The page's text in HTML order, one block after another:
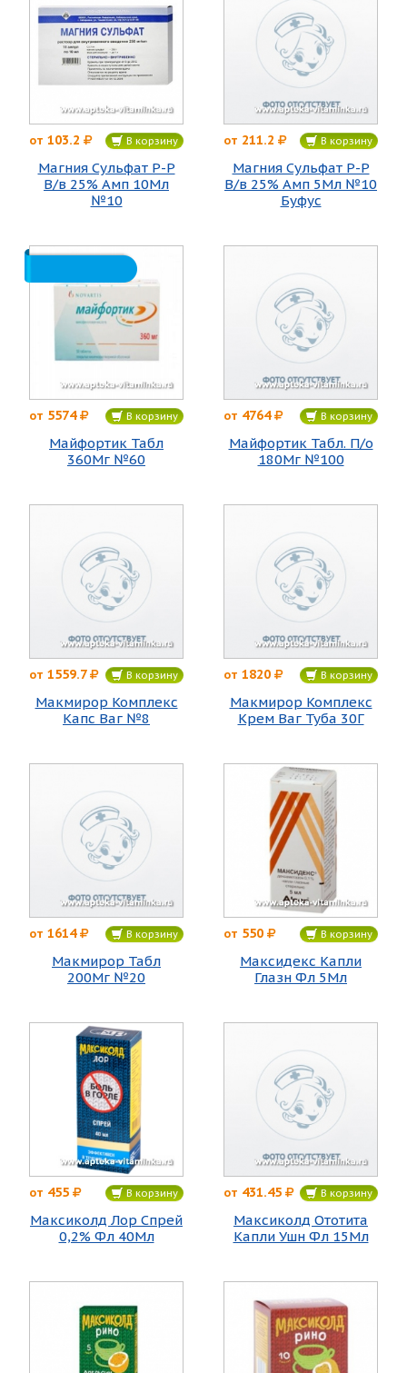
от 103.2 В корзину
Магния Сульфат Р-Р
В/в 25% Амп 10Мл
№10
от 211.2 В корзину
Магния Сульфат Р-Р
В/в 25% Амп 5Мл №10
Буфус
от 5574 В корзину
Майфортик Табл
360Мг №60
от 4764 В корзину
Майфортик Табл. П/о
180Мг №100
от 1559.7 В корзину
Макмирор Комплекс
Капс Ваг №8
от 1820 В корзину
Макмирор Комплекс
Крем Ваг Туба 30Г
от 1614 В корзину
Макмирор Табл
200Мг №20
от 550 В корзину
Максидекс Капли
Глазн Фл 5Мл
от 455 В корзину
Максиколд Лор Спрей
0,2% Фл 40Мл
от 431.45 В корзину
Максиколд Ототита
Капли Ушн Фл 15Мл